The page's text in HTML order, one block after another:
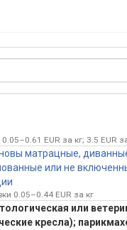
EUR за кг; 3.5 EUR
матрацные,
или не
0.05–0.44 EUR за кг
или
кресла);